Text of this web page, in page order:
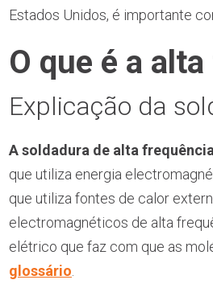
Estados Unidos, é importante
O que é a
Explicação da
A soldadura de alta
que utiliza energia
que utiliza fontes de calor
electromagnéticos de alta
elétrico que faz com que as
glossário